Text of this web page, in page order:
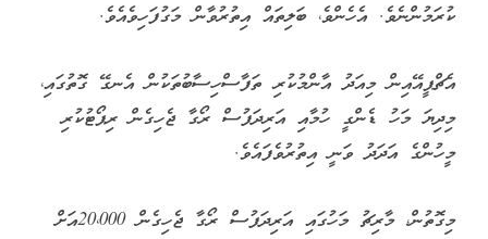
ކުރަމުންނެވެ. އެހެންވެ، ބަލިތައް އިތުރުވާން މަގުފަހިވެއެވެ.
އެޗްޕީއޭއިން މިއަދު އާންމުކުރި ތަފާސްހިސާބުތަކުން އެނގޭ ގޮތުގައި،
މިދިޔަ މަހު ޑެންގީ ހުމާއި އަރިދަފުސް ރޯގާ ޖެހިގެން ރިޕޯޓުކުރި
މީހުންގެ އަދަދު ވަނީ އިތުރުވެފައެވެ.
މިގޮތުން، މާރިޗު މަހުގައި އަރިދަފުސް ރޯގާ ޖެހިގެން 20،000އަށް